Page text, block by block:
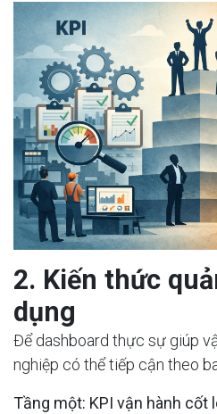
2. Kiến thức
dụng
Để dashboard thực sự giúp
nghiệp có thể tiếp cận theo
Tầng một: KPI vận hành cốt